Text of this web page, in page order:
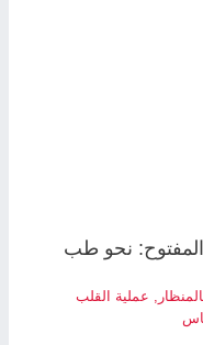
نحو طب
عملية القلب